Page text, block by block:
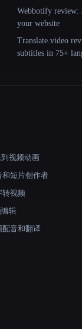
Webbotify review:
your website
Translate.video
subtitles in 75+
到视频动画
和短片创作者
视频
编辑
配音和翻译